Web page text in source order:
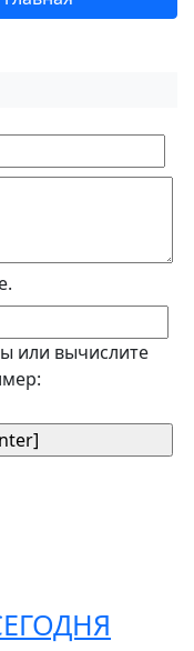
или вычислите